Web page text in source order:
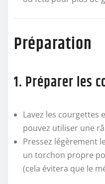
Préparation
1. Préparer les
Lavez les courgettes
pouvez utiliser une
Pressez légèrement
un torchon propre
(cela évitera que le